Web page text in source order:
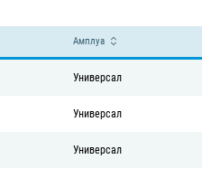
Амплуа
Универсал
Универсал
Универсал